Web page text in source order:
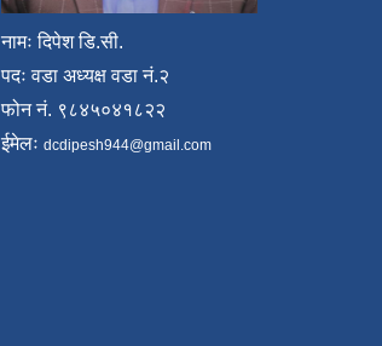
नामः दिपेश डि.सी.
पदः वडा अध्यक्ष वडा नं.२
फोन नं. ९८४५०४१८२२
ईमेलः dcdipesh944@gmail.com